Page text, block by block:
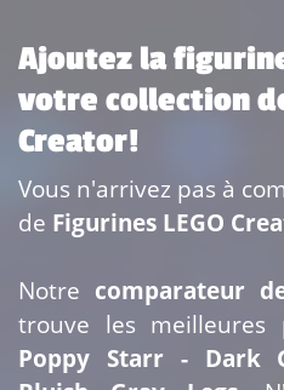
Ajoutez la
votre collection
Creator!
Vous n'arrivez pas à
de Figurines LEGO
Notre comparateur
trouve les
Poppy Starr - Dark